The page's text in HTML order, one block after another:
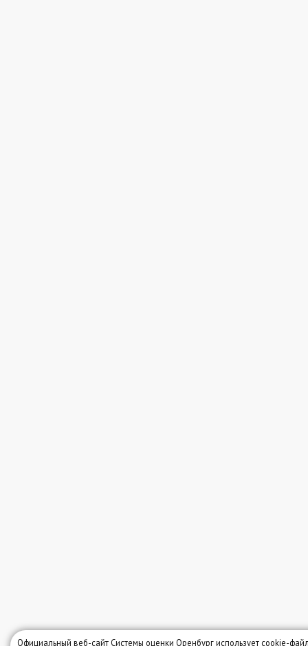
Официальный веб-сайт Системы оценки Оренбург использует cookie-